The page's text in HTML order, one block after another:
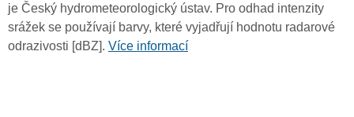
je Český hydrometeorologický ústav. Pro odhad intenzity
srážek se používají barvy, které vyjadřují hodnotu radarové
odrazivosti [dBZ]. Více informací